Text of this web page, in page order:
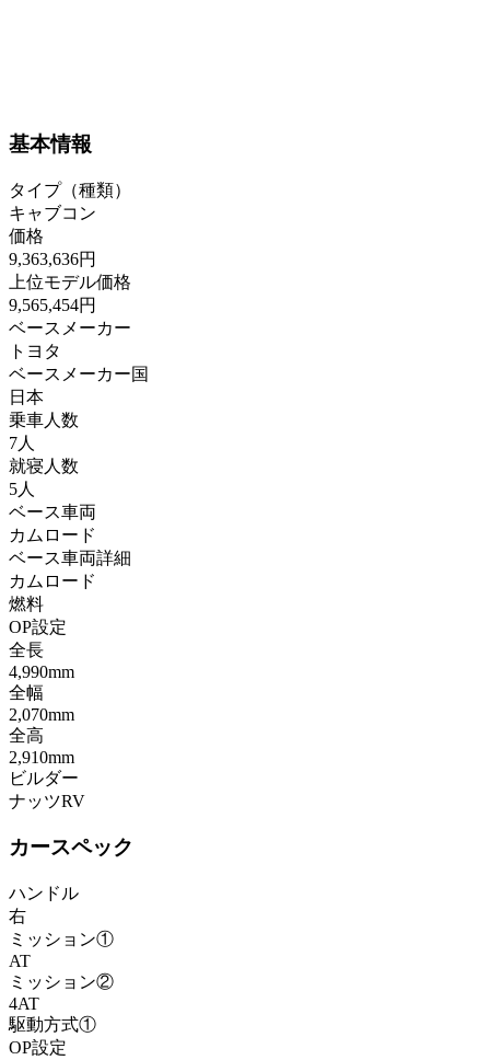
基本情報
タイプ（種類）
キャブコン
価格
9,363,636円
上位モデル価格
9,565,454円
ベースメーカー
トヨタ
ベースメーカー国
日本
乗車人数
7人
就寝人数
5人
ベース車両
カムロード
ベース車両詳細
カムロード
燃料
OP設定
全長
4,990mm
全幅
2,070mm
全高
2,910mm
ビルダー
ナッツRV
カースペック
ハンドル
右
ミッション①
AT
ミッション②
4AT
駆動方式①
OP設定